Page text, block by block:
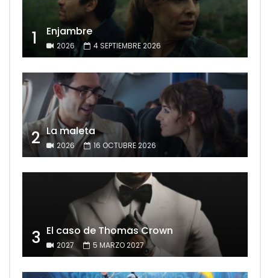
1 Enjambre
2026 4 SEPTIEMBRE 2026
2 La maleta
2026 16 OCTUBRE 2026
3 El caso de Thomas Crown
2027 5 MARZO 2027